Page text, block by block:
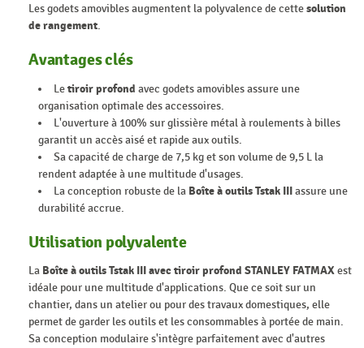
Les godets amovibles augmentent la polyvalence de cettesolution
de rangement.
Avantages clés
Letiroir profond avec godets amovibles assure une
organisation optimale des accessoires.
L'ouverture à 100% sur glissière métal à roulements à billes
garantit un accès aisé et rapide aux outils.
Sa capacité de charge de 7,5 kg et son volume de 9,5 L la
rendent adaptée à une multitude d'usages.
La conception robuste de la Boîte à outils Tstak IIIassure une
durabilité accrue.
Utilisation polyvalente
La Boîte à outils Tstak III avec tiroir profond STANLEY FATMAXest
idéale pour une multitude d'applications. Que ce soit sur un
chantier, dans un atelier ou pour des travaux domestiques, elle
permet de garder les outils et les consommables à portée de main.
Sa conception modulaire s'intègre parfaitement avec d'autres